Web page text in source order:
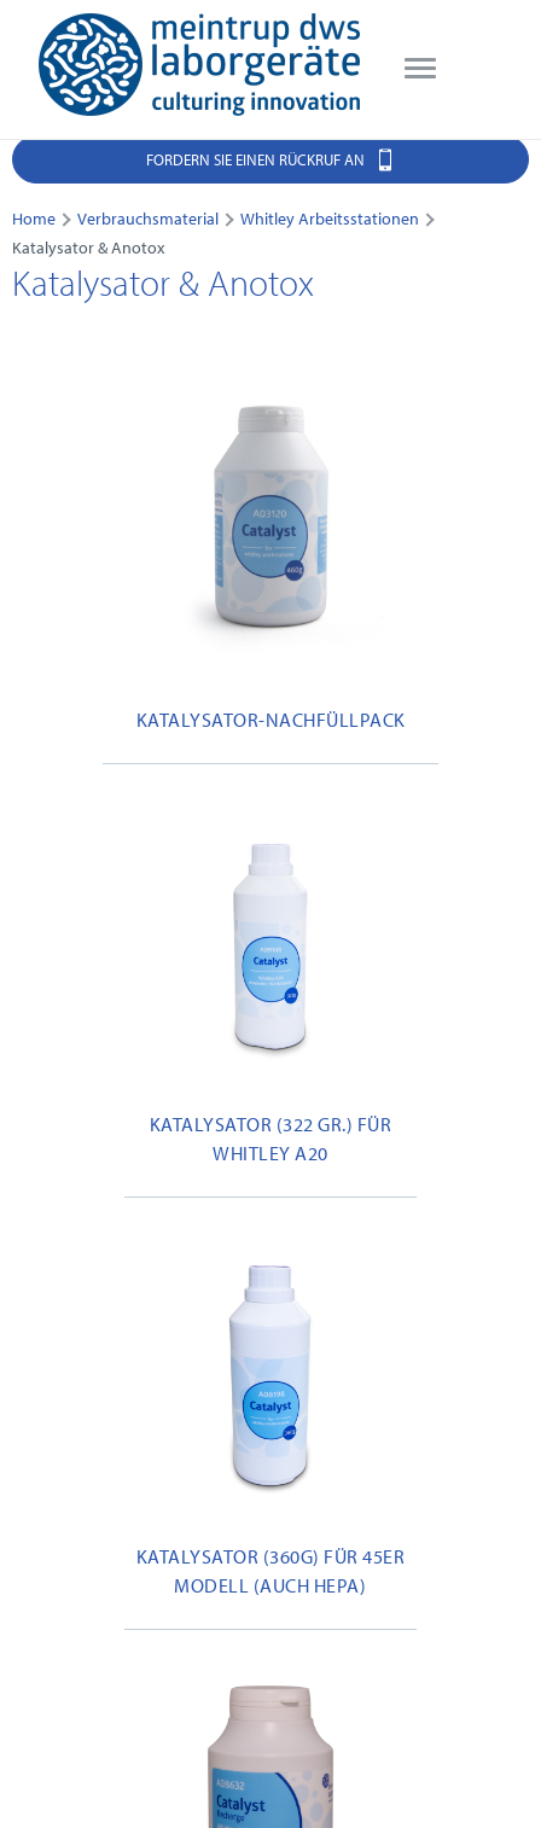
FORDERN SIE EINEN RÜCKRUF AN
Home Verbrauchsmaterial
Whitley Arbeitsstationen
Katalysator & Anotox
Katalysator & Anotox
KATALYSATOR-NACHFÜLLPACK
KATALYSATOR (322 GR.) FÜR
WHITLEY A20
KATALYSATOR (360G) FÜR 45ER
MODELL (AUCH HEPA)